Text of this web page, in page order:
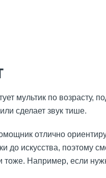
мультик по возрасту,
сделает звук тише.
отлично
до искусства, поэтому
тоже. Например, если